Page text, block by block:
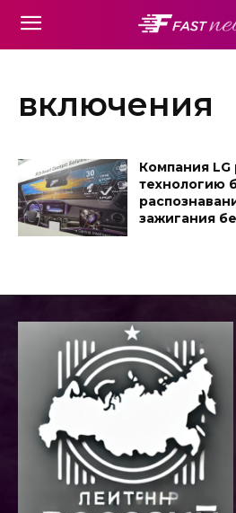
включения
Компания LG
технологию
зажигания